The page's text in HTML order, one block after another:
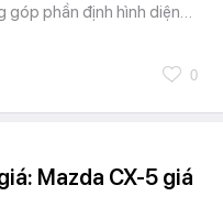
góp phần định hình diện…
0
Mazda CX-5 giá